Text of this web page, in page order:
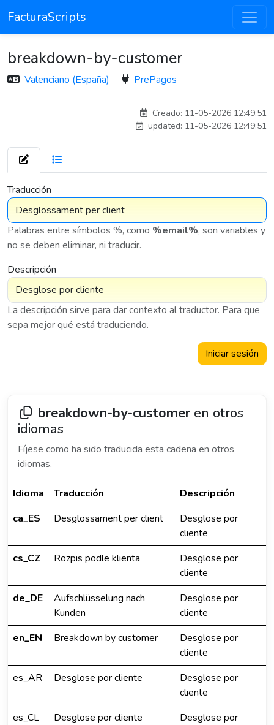
FacturaScripts
breakdown-by-customer
Valenciano (España) PrePagos
Creado: 11-05-2026 12:49:51
updated: 11-05-2026 12:49:51
Traducción
Palabras entre símbolos %, como %email%, son variables y
no se deben eliminar, ni traducir.
Descripción
La descripción sirve para dar contexto al traductor. Para que
sepa mejor qué está traduciendo.
Iniciar sesión
breakdown-by-customer en otros
idiomas
Fíjese como ha sido traducida esta cadena en otros
idiomas.
Idioma Traducción
Descripción
ca_ES
Desglossament per client
Desglose por
cliente
cs_CZ
Rozpis podle klienta
Desglose por
cliente
de_DE
Aufschlüsselung nach
Kunden
Desglose por
cliente
en_EN
Breakdown by customer
Desglose por
cliente
es_AR
Desglose por cliente
Desglose por
cliente
es_CL
Desglose por cliente
Desglose por